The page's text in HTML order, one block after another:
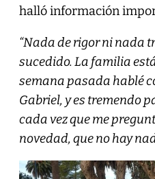
halló información
“Nada de rigor ni nada
sucedido. La familia
semana pasada hablé
Gabriel, y es tremendo
cada vez que me
novedad, que no hay